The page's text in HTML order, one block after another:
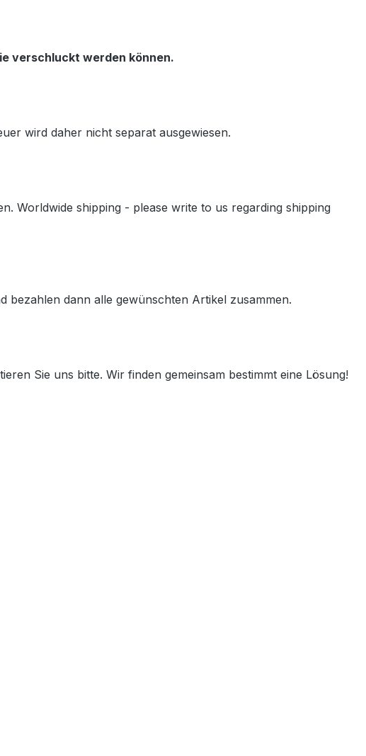
verschluckt werden können.
wird daher nicht separat ausgewiesen.
Worldwide shipping - please write to us regarding shipping
bezahlen dann alle gewünschten Artikel zusammen.
Sie uns bitte. Wir finden gemeinsam bestimmt eine Lösung!